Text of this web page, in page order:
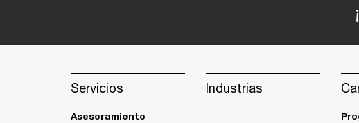
Servicios
Asesoramiento
Industrias